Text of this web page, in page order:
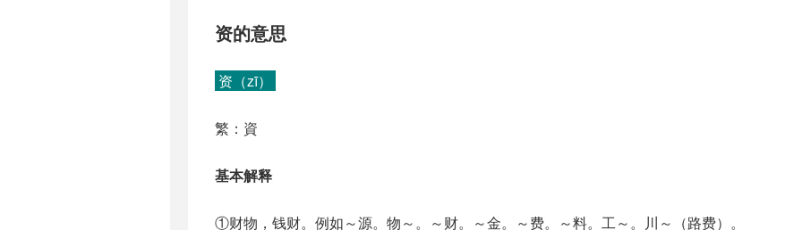
资的意思
资（zī）
繁：資
基本解释
①财物，钱财。例如～源。物～。～财。～金。～费。～料。工～。川～（路费）。